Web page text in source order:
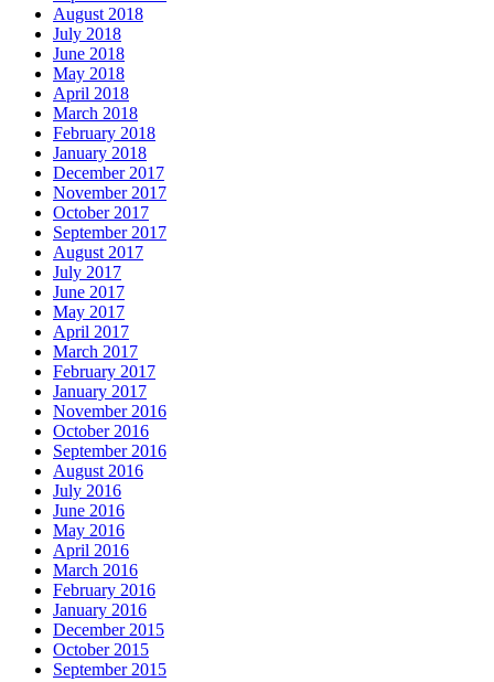
August 2018
July 2018
June 2018
May 2018
April 2018
March 2018
February 2018
January 2018
December 2017
November 2017
October 2017
September 2017
August 2017
July 2017
June 2017
May 2017
April 2017
March 2017
February 2017
January 2017
November 2016
October 2016
September 2016
August 2016
July 2016
June 2016
May 2016
April 2016
March 2016
February 2016
January 2016
December 2015
October 2015
September 2015